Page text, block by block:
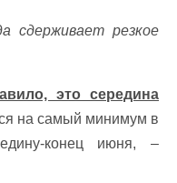
сдерживает резкое
это середина
на самый минимум в
конец июня, –